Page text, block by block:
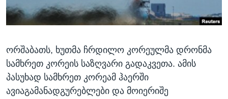
ᲒᲐᲚᲘᲚᲔᲝ
ენები
ორშაბათს, ხუთმა ჩრდილო კორეულმა დრონმა
სამხრეთ კორეის საზღვარი გადაკვეთა. ამის
პასუხად სამხრეთ კორეამ ჰაერში
ავიაგამანადგურებლები და მოიერიშე